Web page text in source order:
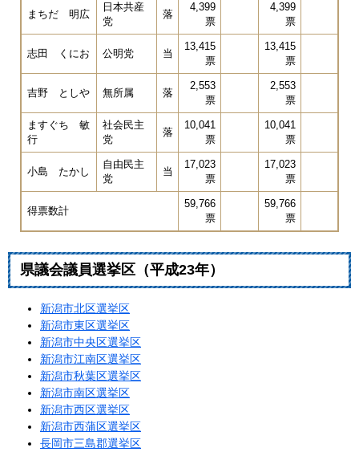
まちだ 明広
日本共産
党
落
4,399
票
4,399
票
志田 くにお 公明党 当
13,415
票
13,415
票
吉野 としや 無所属 落
2,553
票
2,553
票
ますぐち 敏
行
社会民主
党
落
10,041
票
10,041
票
小島 たかし
自由民主
党
当
17,023
票
17,023
票
得票数計
59,766
票
59,766
票
県議会議員選挙区（平成23年）
新潟市北区選挙区
新潟市東区選挙区
新潟市中央区選挙区
新潟市江南区選挙区
新潟市秋葉区選挙区
新潟市南区選挙区
新潟市西区選挙区
新潟市西蒲区選挙区
長岡市三島郡選挙区